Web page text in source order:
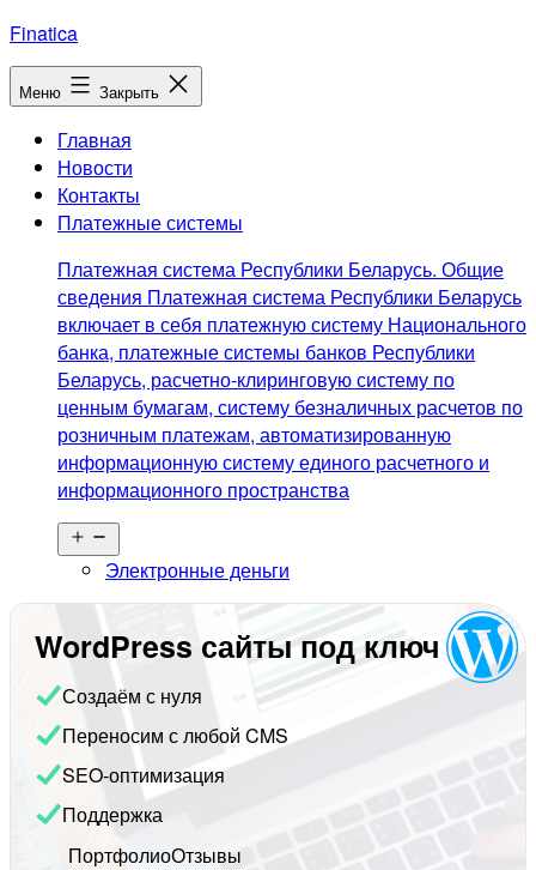
Перейти
к
содержимому
Finatica
Меню Закрыть
Главная
Новости
Контакты
Платежные системы
Платежная система Республики Беларусь. Общие
сведения Платежная система Республики Беларусь
включает в себя платежную систему Национального
банка, платежные системы банков Республики
Беларусь, расчетно-клиринговую систему по
ценным бумагам, систему безналичных расчетов по
розничным платежам, автоматизированную
информационную систему единого расчетного и
информационного пространства
меню
Электронные деньги
WordPress сайты под ключ
Создаём с нуля
Переносим с любой CMS
SEO-оптимизация
Поддержка
ПортфолиоОтзывы